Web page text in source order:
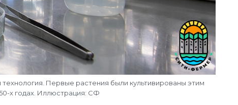
Первые растения были культивированы этим
х годах. Иллюстрация: СФ